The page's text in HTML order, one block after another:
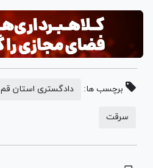
برچسب ها: دادگستری استان قم
سرقت